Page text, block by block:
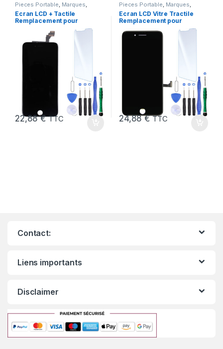
Pieces Portable Marques
iPhone 6 Plus
Ecran LCD + Tactile
Remplacement pour
iPhone 6 Plus Noir + Kit
22,88€ TTC
Pieces Portable Marques
iPhone 7
Ecran LCD Vitre Tractile
Remplacement pour
24,88€ TTC
Contact:
Liens importants
Disclaimer